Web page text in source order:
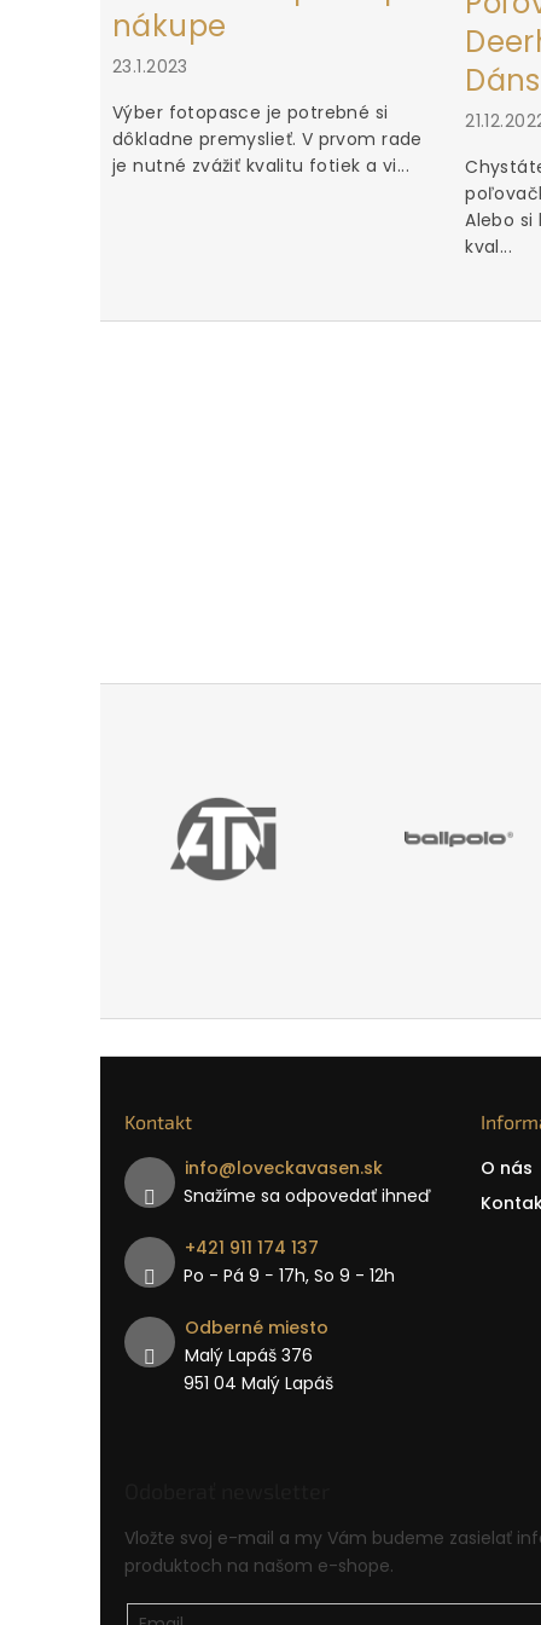
nákupe
23.1.2023
Výber fotopasce je potrebné si
dôkladne premyslieť. V prvom rade
je nutné zvážiť kvalitu fotiek a vi...
Alebo
kval...
Kontakt
info@loveckavasen.sk
Snažíme sa odpovedať ihneď
+421 911 174 137
Po - Pá 9 − 17h, So 9 - 12h
Odberné miesto
Malý Lapáš 376
951 04 Malý Lapáš
O nás
Vložte svoj e-mail a my Vám budeme zasielať
produktoch na našom e-shope.